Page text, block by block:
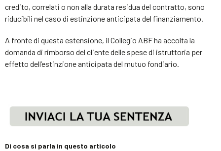
credito, correlati o non alla durata residua del contratto, sono
riducibili nel caso di estinzione anticipata del finanziamento.
A fronte di questa estensione, il Collegio ABF ha accolta la
domanda di rimborso del cliente delle spese di istruttoria per
effetto dell’estinzione anticipata del mutuo fondiario.
Di cosa si parla in questo articolo